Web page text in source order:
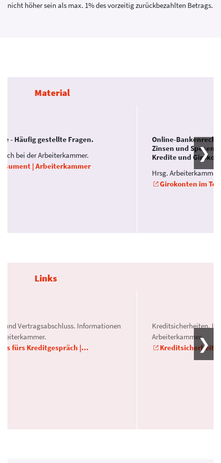
nicht höher sein als max. 1% des vorzeitig zurückbezahlten Betrags.
Material
- Häufig gestellte Fragen.
bei der Arbeiterkammer.
| Arbeiterkammer
Online-
Zinsen und Spesen
Kredite und
Hrsg. Arbeiterkammer.
Girokonten im
Links
und Vertragsabschluss. Informationen
fürs Kreditgespräch |...
Kreditsicherheiten.
Arbeiterkammer.